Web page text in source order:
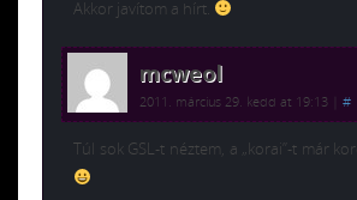
Akkor javítom a hírt.
mcweol
2011. március 29. kedd at 19:13 #
Túl sok GSL-t néztem, a „korai”-t már